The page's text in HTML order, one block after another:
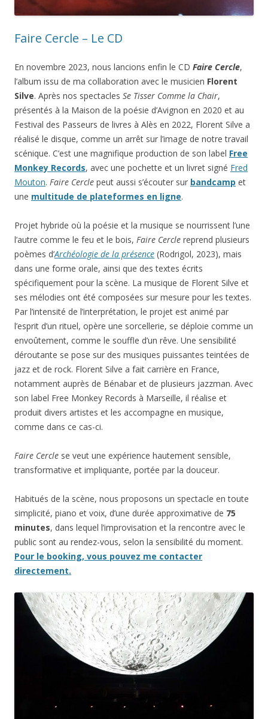
Faire Cercle – Le CD
En novembre 2023, nous lancions enfin le CD Faire Cercle,
l’album issu de ma collaboration avec le musicien Florent
Silve. Après nos spectacles Se Tisser Comme la Chair,
présentés à la Maison de la poésie d’Avignon en 2020 et au
Festival des Passeurs de livres à Alès en 2022, Florent Silve a
réalisé le disque, comme un arrêt sur l’image de notre travail
scénique. C’est une magnifique production de son label Free
Monkey Records, avec une pochette et un livret signé Fred
Mouton. Faire Cercle peut aussi s’écouter sur bandcamp et
une multitude de plateformes en ligne.
Projet hybride où la poésie et la musique se nourrissent l’une
l’autre comme le feu et le bois, Faire Cercle reprend plusieurs
poèmes d’Archéologie de la présence (Rodrigol, 2023), mais
dans une forme orale, ainsi que des textes écrits
spécifiquement pour la scène. La musique de Florent Silve et
ses mélodies ont été composées sur mesure pour les textes.
Par l’intensité de l’interprétation, le projet est animé par
l’esprit d’un rituel, opère une sorcellerie, se déploie comme un
envoûtement, comme le souffle d’un rêve. Une sensibilité
déroutante se pose sur des musiques puissantes teintées de
jazz et de rock. Florent Silve a fait carrière en France,
notamment auprès de Bénabar et de plusieurs jazzman. Avec
son label Free Monkey Records à Marseille, il réalise et
produit divers artistes et les accompagne en musique,
comme dans ce cas-ci.
Faire Cercle se veut une expérience hautement sensible,
transformative et impliquante, portée par la douceur.
Habitués de la scène, nous proposons un spectacle en toute
simplicité, piano et voix, d’une durée approximative de 75
minutes, dans lequel l’improvisation et la rencontre avec le
public sont au rendez-vous, selon la sensibilité du moment.
Pour le booking, vous pouvez me contacter
directement.